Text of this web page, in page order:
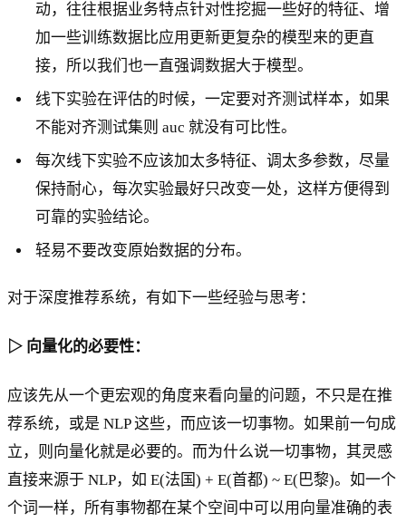
动，往往根据业务特点针对性挖掘一些好的特征、增
加一些训练数据比应用更新更复杂的模型来的更直
接，所以我们也一直强调数据大于模型。
线下实验在评估的时候，一定要对齐测试样本，如果
不能对齐测试集则 auc 就没有可比性。
每次线下实验不应该加太多特征、调太多参数，尽量
保持耐心，每次实验最好只改变一处，这样方便得到
可靠的实验结论。
轻易不要改变原始数据的分布。
对于深度推荐系统，有如下一些经验与思考：
▷ 向量化的必要性：
应该先从一个更宏观的角度来看向量的问题，不只是在推
荐系统，或是 NLP 这些，而应该一切事物。如果前一句成
立，则向量化就是必要的。而为什么说一切事物，其灵感
直接来源于 NLP，如 E(法国) + E(首都) ~ E(巴黎)。如一个
个词一样，所有事物都在某个空间中可以用向量准确的表